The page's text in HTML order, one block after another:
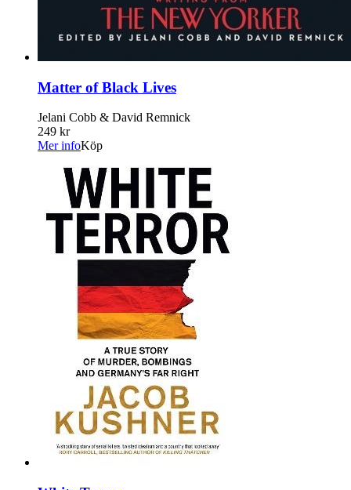
Matter of Black Lives
Jelani Cobb & David Remnick
249 kr
Mer infoKöp